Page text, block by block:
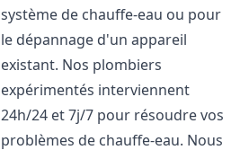
système de chauffe-eau ou pour
le dépannage d'un appareil
existant. Nos plombiers
expérimentés interviennent
24h/24 et 7j/7 pour résoudre vos
problèmes de chauffe-eau. Nous